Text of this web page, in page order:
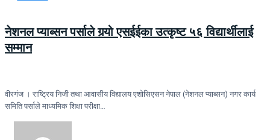
नेशनल प्याब्सन पर्साले गर्‍यो एसईईका उत्कृष्ट ५६ विद्यार्थीलाई
सम्मान
वीरगंज । राष्ट्रिय निजी तथा आवासीय विद्यालय एशोसिएसन नेपाल (नेशनल प्याब्सन) नगर कार्य
समिति पर्साले माध्यमिक शिक्षा परीक्षा…